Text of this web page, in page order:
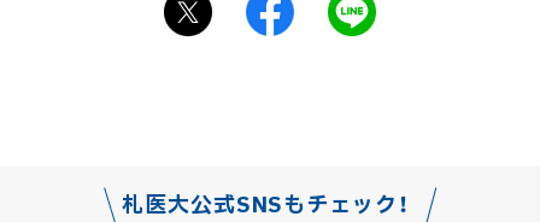
o
る
札医大公式SNSもチェック！